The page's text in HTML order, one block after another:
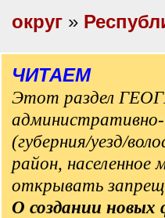
округ »
ЧИТАЕМ
Этот раздел
(губерния/уезд/
район,
открывать
О создании